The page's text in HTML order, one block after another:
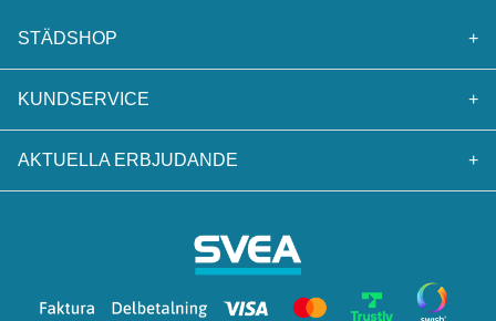
STÄDSHOP +
KUNDSERVICE +
AKTUELLA ERBJUDANDE +